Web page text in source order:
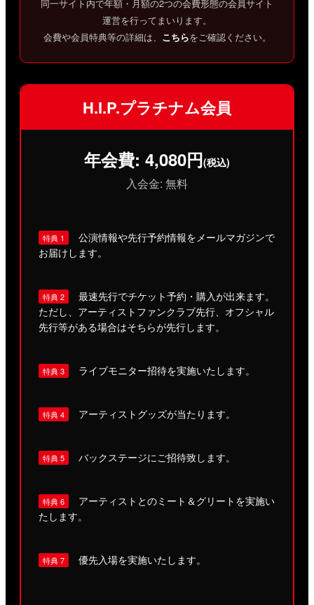
同一サイト内で年額・月額の2つの会費形態の会員サイト
運営を行ってまいります。
会費や会員特典等の詳細は、 こちらをご確認ください。
H.I.P.プラチナム会員
年会費: 4,080円(税込)
入会金: 無料
特典 1
公演情報や先行予約情報をメールマガジンで
お届けします。
特典 2
最速先行でチケット予約・購入が出来ます。
ただし、アーティストファンクラブ先行、オフシャル
先行等がある場合はそちらが先行します。
特典 3 ライブモニター招待を実施いたします。
特典 4 アーティストグッズが当たります。
特典 5 バックステージにご招待致します。
特典 6
アーティストとのミート＆グリートを実施い
たします。
特典 7 優先入場を実施いたします。